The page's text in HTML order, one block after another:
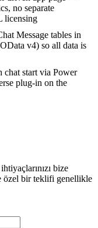
no separate
licensing
Message tables in
v4) so all data is
chat start via Power
plug-in on the
bize
özel bir teklifi genellikle